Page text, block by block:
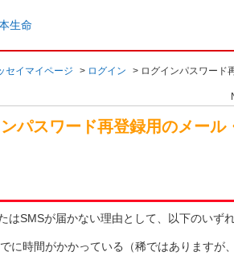
セイマイページ > ログイン > ログインパスワード
パスワード再登録用のメール
はSMSが届かない理由として、以下のいず
に時間がかかっている（稀ではありますが